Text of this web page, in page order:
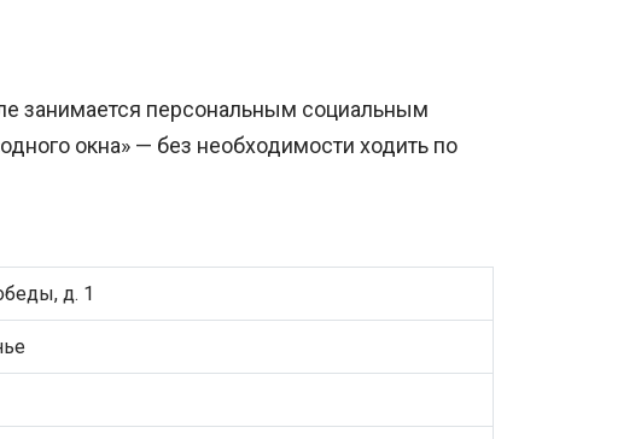
занимается персональным социальным
окна» — без необходимости ходить по
д. 1